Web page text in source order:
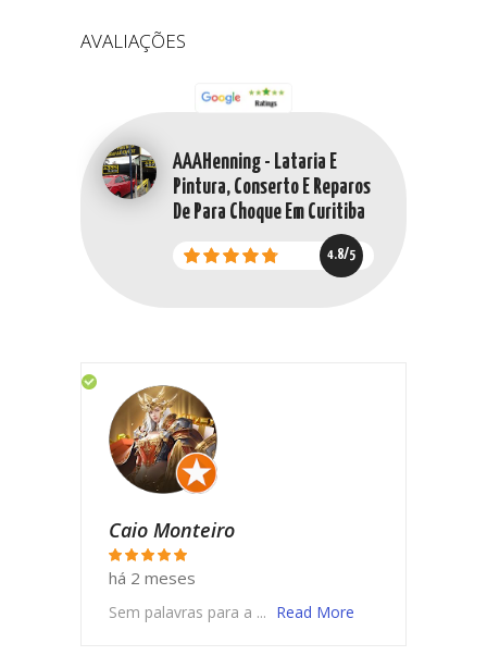
AVALIAÇÕES
AAAHenning - Lataria E
Pintura, Conserto E Reparos
De Para Choque Em Curitiba
4.8/5
Caio Monteiro
há 2 meses
Sem palavras para a ... Read More